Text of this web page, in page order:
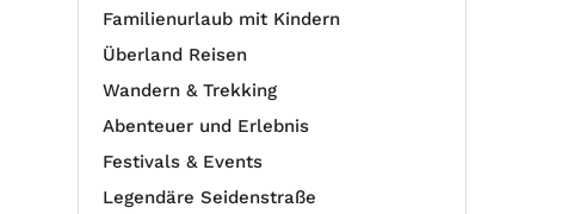
Familienurlaub mit Kindern
Überland Reisen
Wandern & Trekking
Abenteuer und Erlebnis
Festivals & Events
Legendäre Seidenstraße